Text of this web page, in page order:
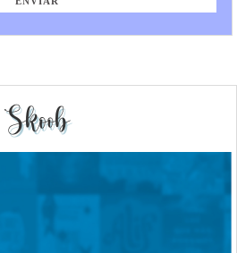
Skoob